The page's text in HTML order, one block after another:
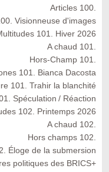
Articles 100.
Visionneuse d'images
101. Hiver 2026
A chaud 101.
Hors-Champ 101.
101. Bianca Dacosta
101. Trahir la blanchité
Spéculation / Réaction
102. Printemps 2026
A chaud 102.
Hors champs 102.
Éloge de la submersion
politiques des BRICS+